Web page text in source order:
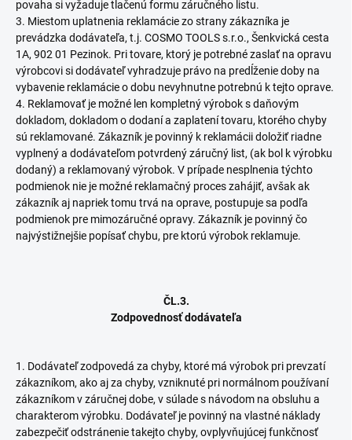
povaha si vyžaduje tlačenú formu záručného listu.
3. Miestom uplatnenia reklamácie zo strany zákazníka je
prevádzka dodávateľa, t.j. COSMO TOOLS s.r.o., Šenkvická cesta
1A, 902 01 Pezinok. Pri tovare, ktorý je potrebné zaslať na opravu
výrobcovi si dodávateľ vyhradzuje právo na predĺženie doby na
vybavenie reklamácie o dobu nevyhnutne potrebnú k tejto oprave.
4. Reklamovať je možné len kompletný výrobok s daňovým
dokladom, dokladom o dodaní a zaplatení tovaru, ktorého chyby
sú reklamované. Zákazník je povinný k reklamácii doložiť riadne
vyplnený a dodávateľom potvrdený záručný list, (ak bol k výrobku
dodaný) a reklamovaný výrobok. V prípade nesplnenia týchto
podmienok nie je možné reklamačný proces zahájiť, avšak ak
zákazník aj napriek tomu trvá na oprave, postupuje sa podľa
podmienok pre mimozáručné opravy. Zákazník je povinný čo
najvýstižnejšie popísať chybu, pre ktorú výrobok reklamuje.
ČL.3.
Zodpovednosť dodávateľa
1. Dodávateľ zodpovedá za chyby, ktoré má výrobok pri prevzatí
zákazníkom, ako aj za chyby, vzniknuté pri normálnom používaní
zákazníkom v záručnej dobe, v súlade s návodom na obsluhu a
charakterom výrobku. Dodávateľ je povinný na vlastné náklady
zabezpečiť odstránenie takejto chyby, ovplyvňujúcej funkčnosť